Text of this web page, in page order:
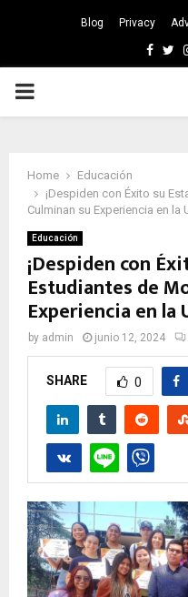
Blog Privacy
PRIMARY
Home
Educación
¡Despiden con Éxito su
Culminan su Experiencia en la
Educación
¡Despiden con
Estudiantes de
Experiencia en la
by admin junio 12, 2024
SHARE 0